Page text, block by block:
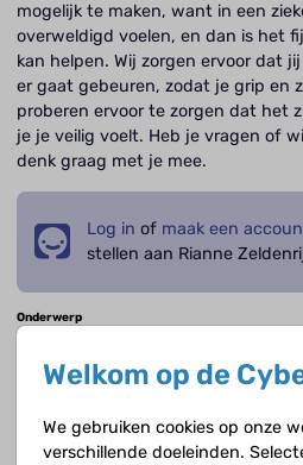
mogelijk te maken, want in een
overweldigd voelen, en dan is het
kan helpen. Wij zorgen ervoor dat
er gaat gebeuren, zodat je grip en
proberen ervoor te zorgen dat het
je je veilig voelt. Heb je vragen of
denk graag met je mee.
Log in of maak een
stellen aan Rianne
Onderwerp
Omschrijf kort waar jouw vraag over gaat.
Jouw vraag
Geef zoveel mogelijk details zodat de deskundige
Welkom op de
We gebruiken cookies op onze
verschillende doeleinden.